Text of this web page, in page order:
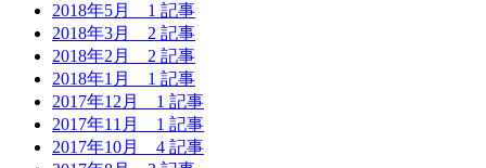
2018年5月 1 記事
2018年3月 2 記事
2018年2月 2 記事
2018年1月 1 記事
2017年12月 1 記事
2017年11月 1 記事
2017年10月 4 記事